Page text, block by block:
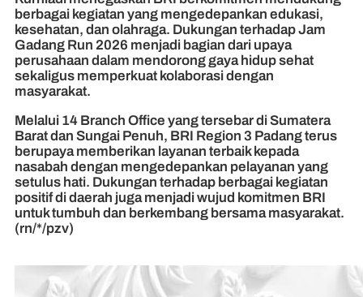
berbagai kegiatan yang mengedepankan edukasi,
kesehatan, dan olahraga. Dukungan terhadap Jam
Gadang Run 2026 menjadi bagian dari upaya
perusahaan dalam mendorong gaya hidup sehat
sekaligus memperkuat kolaborasi dengan
masyarakat.
Melalui 14 Branch Office yang tersebar di Sumatera
Barat dan Sungai Penuh, BRI Region 3 Padang terus
berupaya memberikan layanan terbaik kepada
nasabah dengan mengedepankan pelayanan yang
setulus hati. Dukungan terhadap berbagai kegiatan
positif di daerah juga menjadi wujud komitmen BRI
untuk tumbuh dan berkembang bersama masyarakat.
(rn/*/pzv)